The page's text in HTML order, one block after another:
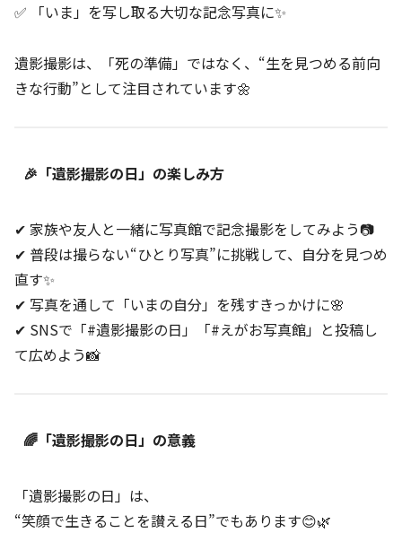
✅ 「いま」を写し取る大切な記念写真に✨
遺影撮影は、「死の準備」ではなく、“生を見つめる前向
きな行動”として注目されています🌼
🎉「遺影撮影の日」の楽しみ方
✔ 家族や友人と一緒に写真館で記念撮影をしてみよう📷
✔ 普段は撮らない“ひとり写真”に挑戦して、自分を見つめ
直す✨
✔ 写真を通して「いまの自分」を残すきっかけに🌸
✔ SNSで「#遺影撮影の日」「#えがお写真館」と投稿し
て広めよう📸
🌈「遺影撮影の日」の意義
「遺影撮影の日」は、
“笑顔で生きることを讃える日”でもあります😊🌿